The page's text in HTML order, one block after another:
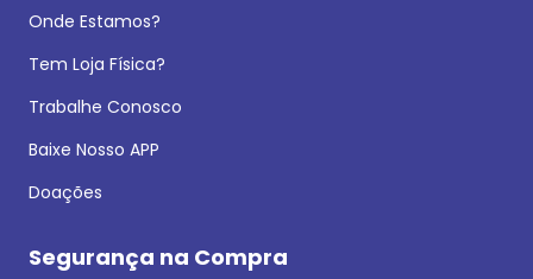
Onde Estamos?
Tem Loja Física?
Trabalhe Conosco
Baixe Nosso APP
Doações
Segurança na Compra